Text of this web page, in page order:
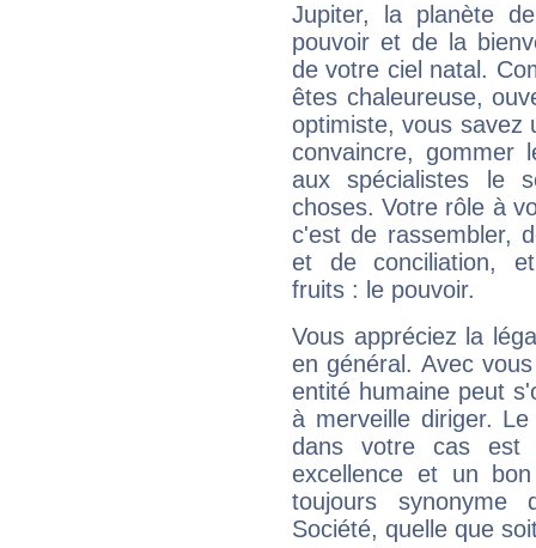
Jupiter, la planète
pouvoir et de la
de votre ciel natal.
êtes chaleureuse,
optimiste, vous savez
convaincre, gommer
aux spécialistes le
choses. Votre rôle à
c'est de rassembler,
et de conciliation,
fruits : le pouvoir.
Vous appréciez la
en général. Avec
entité humaine peut
à merveille diriger.
dans votre cas est
excellence et un
toujours synonyme
Société, quelle que